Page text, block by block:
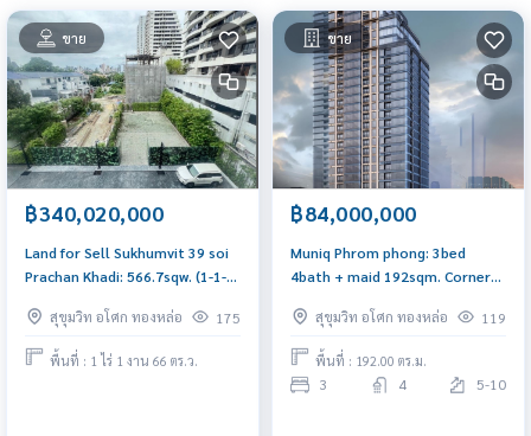
ขาย
฿340,020,000
Land for Sell Sukhumvit 39 soi
Prachan Khadi: 566.7sqw. (1-1-
0656199198
สุขุมวิท อโศก ทองหล่อ 175
พื้นที่ : 1 ไร่ 1 งาน 66 ตร.ว.
ขาย
฿84,000,000
Muniq Phrom phong: 3bed
4bath + maid 192sqm. Corner
0656199198
สุขุมวิท อโศก ทองหล่อ 119
พื้นที่ : 192.00 ตร.ม.
3 4 5-10